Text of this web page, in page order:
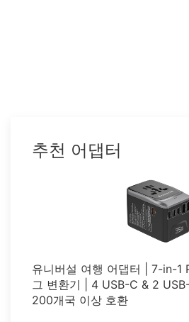
추천 어댑터
유니버설 여행 어댑터 | 7-in-1
그 변환기 | 4 USB-C & 2
200개국 이상 호환